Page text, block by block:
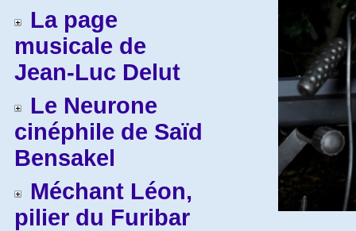
La page
musicale de
Jean-Luc Delut
Le Neurone
cinéphile de Saïd
Bensakel
Méchant Léon,
pilier du Furibar